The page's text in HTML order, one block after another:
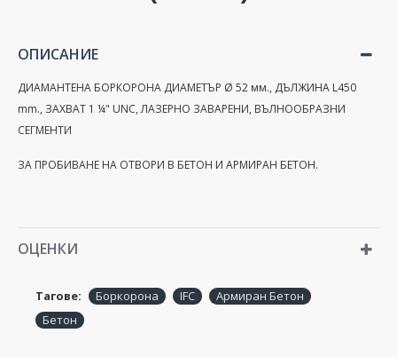
ОПИСАНИЕ
ДИАМАНТЕНА БОРКОРОНА ДИАМЕТЪР Ø 52 мм., ДЪЛЖИНА L450
mm., ЗАХВАТ 1 ¼" UNC, ЛАЗЕРНО ЗАВАРЕНИ, ВЪЛНООБРАЗНИ
СЕГМЕНТИ
ЗА ПРОБИВАНЕ НА ОТВОРИ В БЕТОН И АРМИРАН БЕТОН.
ОЦЕНКИ
Тагове: Боркорона IFC
Армиран Бетон
Бетон